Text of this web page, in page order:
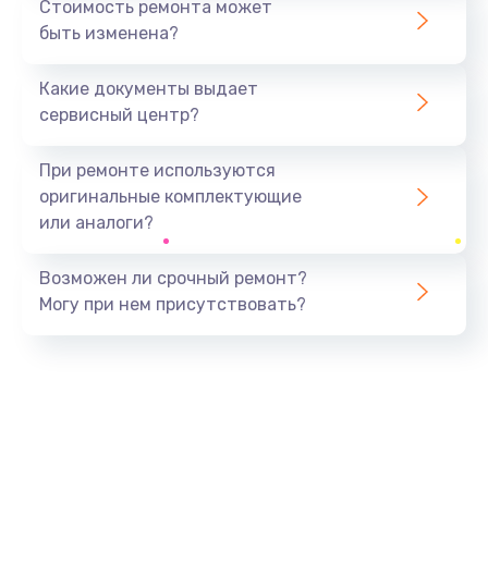
Ремонт южного моста
Замена батарейки BIOS
Заказать
Стоимость ремонта может
быть изменена?
Какие документы выдает
сервисный центр?
При ремонте используются
оригинальные комплектующие
или аналоги?
Возможен ли срочный ремонт?
Могу при нем присутствовать?